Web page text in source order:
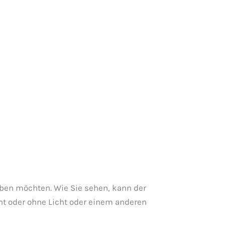
möchten. Wie Sie sehen, kann der
oder ohne Licht oder einem anderen